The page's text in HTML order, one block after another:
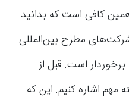
کافی است که بدانید
از شرکت‌های مطرح بین‌المللی
برخوردار است. قبل از
اشاره کنیم. این که